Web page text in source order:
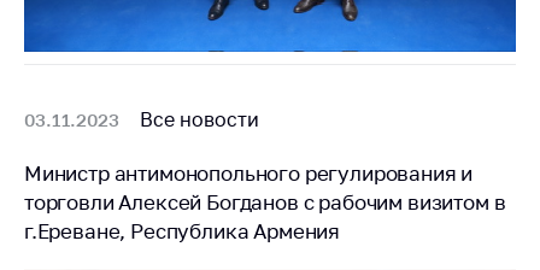
03.11.2023 Все новости
Министр антимонопольного регулирования и
торговли Алексей Богданов с рабочим визитом в
г.Ереване, Республика Армения